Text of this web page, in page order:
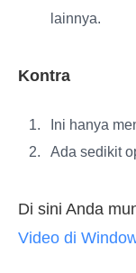
lainnya.
Kontra
Ini hanya
Ada sedikit
Di sini Anda
Video di